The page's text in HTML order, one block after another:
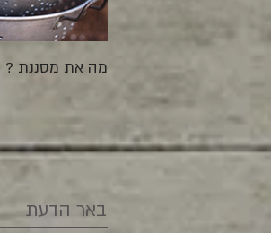
מה את מסננת ?
באר הדעת